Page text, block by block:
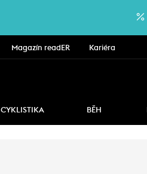
Magazín readER Kariéra
CYKLISTIKA BĚH